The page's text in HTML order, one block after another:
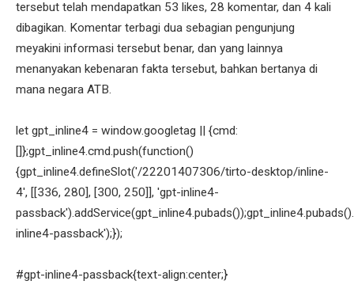
tersebut telah mendapatkan 53 likes, 28 komentar, dan 4 kali
dibagikan. Komentar terbagi dua sebagian pengunjung
meyakini informasi tersebut benar, dan yang lainnya
menanyakan kebenaran fakta tersebut, bahkan bertanya di
mana negara ATB.
let gpt_inline4 = window.googletag || {cmd:
[]};gpt_inline4.cmd.push(function()
{gpt_inline4.defineSlot('/22201407306/tirto-desktop/inline-
4', [[336, 280], [300, 250]], 'gpt-inline4-
inline4-passback');});
#gpt-inline4-passback{text-align:center;}